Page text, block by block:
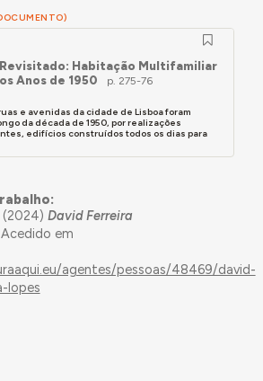
da década de 1940
em 1969-70.
e 1959, escritório com Faria
desse período a autoria de
entre os quais o do edifício
na R. Marquês de
1956, identificado neste
e, a partir dessa data, José
desta fase datam os
sede da Nogueiras
1967) e do edifício do
ambos na Av. República em
Habitação Multifamiliar
Anos de 1950
p. 275-76
e avenidas da cidade de Lisboa foram
da década de 1950, por realizações
edifícios construídos todos os dias para
David Ferreira
em
agentes/pessoas/48469/david-
lopes